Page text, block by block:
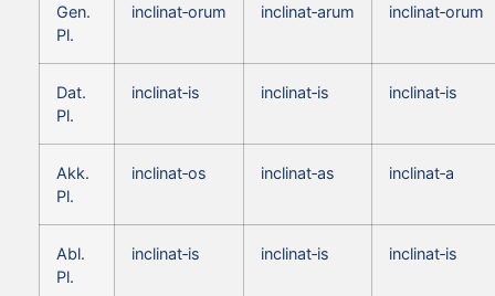
Gen.
Pl.
inclinat‑orum inclinat‑arum inclinat‑orum
Dat.
Pl.
inclinat‑is inclinat‑is inclinat‑is
Akk.
Pl.
inclinat‑os inclinat‑as inclinat‑a
Abl.
Pl.
inclinat‑is inclinat‑is inclinat‑is